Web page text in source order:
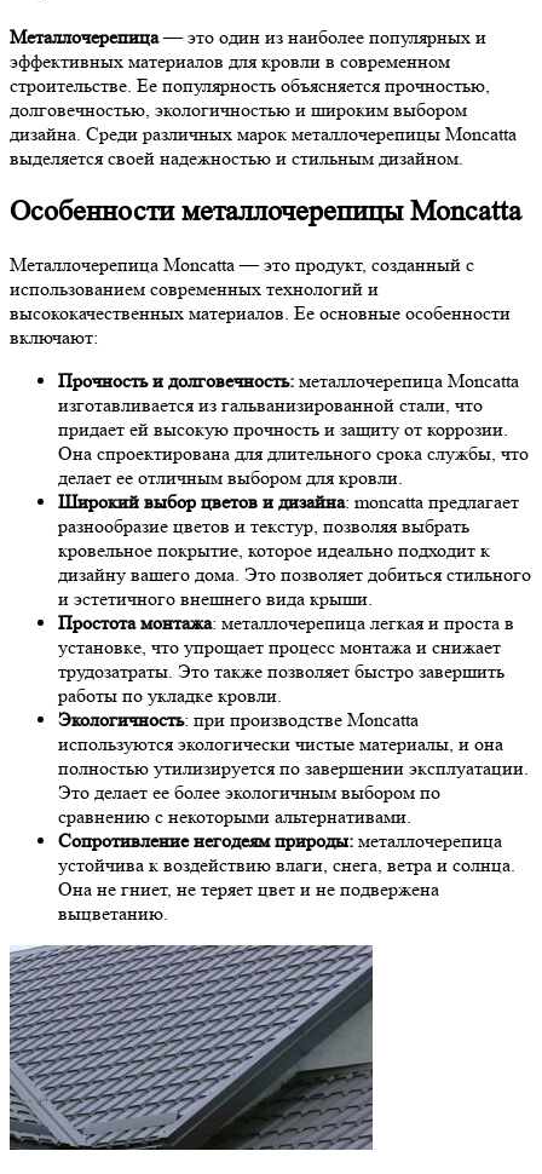
Металлочерепица— это один из наиболее популярных и
эффективных материалов для кровли в современном
строительстве. Ее популярность объясняется прочностью,
долговечностью, экологичностью и широким выбором
дизайна. Среди различных марок металлочерепицы Moncatta
выделяется своей надежностью и стильным дизайном.
Особенности металлочерепицы Moncatta
Металлочерепица Moncatta — это продукт, созданный с
использованием современных технологий и
высококачественных материалов. Ее основные особенности
включают:
Прочность и долговечность: металлочерепица Moncatta
изготавливается из гальванизированной стали, что
придает ей высокую прочность и защиту от коррозии.
Она спроектирована для длительного срока службы, что
делает ее отличным выбором для кровли.
Широкий выбор цветов и дизайна: moncatta предлагает
разнообразие цветов и текстур, позволяя выбрать
кровельное покрытие, которое идеально подходит к
дизайну вашего дома. Это позволяет добиться стильного
и эстетичного внешнего вида крыши.
Простота монтажа: металлочерепица легкая и проста в
установке, что упрощает процесс монтажа и снижает
трудозатраты. Это также позволяет быстро завершить
работы по укладке кровли.
Экологичность: при производстве Moncatta
используются экологически чистые материалы, и она
полностью утилизируется по завершении эксплуатации.
Это делает ее более экологичным выбором по
сравнению с некоторыми альтернативами.
Сопротивление негодеям природы: металлочерепица
устойчива к воздействию влаги, снега, ветра и солнца.
Она не гниет, не теряет цвет и не подвержена
выцветанию.